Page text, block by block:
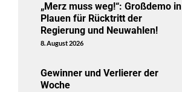
„Merz muss weg!“: Großdemo in
Plauen für Rücktritt der
Regierung und Neuwahlen!
8. August 2026
Gewinner und Verlierer der
Woche